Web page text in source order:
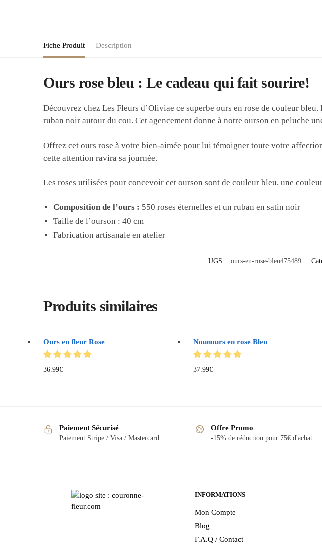
Fiche Produit Description
Ours rose bleu : Le cadeau qui fait sourire!
Découvrez chez Les Fleurs d’Oliviae ce superbe ours en rose de couleur
ruban noir autour du cou. Cet agencement donne à notre ourson en peluche
Offrez cet ours rose à votre bien-aimée pour lui témoigner toute votre
cette attention ravira sa journée.
Les roses utilisées pour concevoir cet ourson sont de couleur bleu, une
Composition de l’ours : 550 roses éternelles et un ruban en satin noir
Taille de l’ourson : 40 cm
Fabrication artisanale en atelier
UGS : ours-en-rose-bleu475489
Produits similaires
Ours en fleur Rose
36.99€
Nounours en rose Bleu
37.99€
Paiement Sécurisé
Paiement Stripe / Visa / Mastercard
Offre Promo
-15% de réduction pour 75€ d'achat
INFORMATIONS
Mon Compte
Blog
F.A.Q / Contact